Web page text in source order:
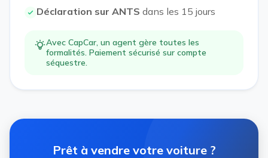
Déclaration sur ANTS dans les 15 jours
Avec CapCar, un agent gère toutes les
formalités. Paiement sécurisé sur compte
séquestre.
Prêt à vendre votre voiture ?